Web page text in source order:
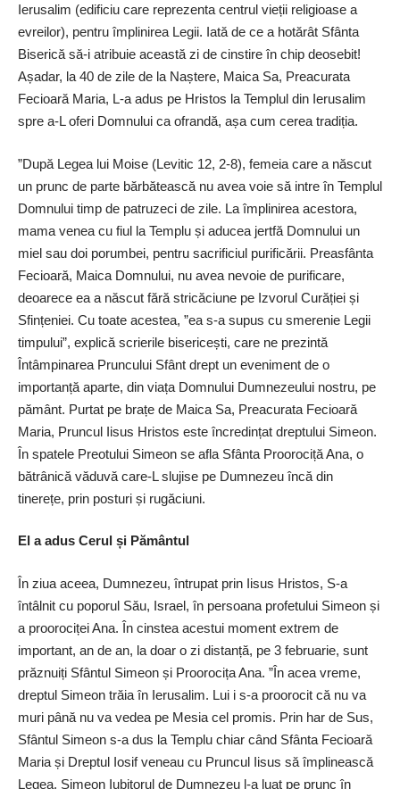
Ierusalim (edificiu care reprezenta centrul vieții religioase a
evreilor), pentru împlinirea Legii. Iată de ce a hotărât Sfânta
Biserică să-i atribuie această zi de cinstire în chip deosebit!
Așadar, la 40 de zile de la Naștere, Maica Sa, Preacurata
Fecioară Maria, L-a adus pe Hristos la Templul din Ierusalim
spre a-L oferi Domnului ca ofrandă, așa cum cerea tradiția.
”După Legea lui Moise (Levitic 12, 2-8), femeia care a născut
un prunc de parte bărbătească nu avea voie să intre în Templul
Domnului timp de patruzeci de zile. La împlinirea acestora,
mama venea cu fiul la Templu și aducea jertfă Domnului un
miel sau doi porumbei, pentru sacrificiul purificării. Preasfânta
Fecioară, Maica Domnului, nu avea nevoie de purificare,
deoarece ea a născut fără stricăciune pe Izvorul Curăției și
Sfințeniei. Cu toate acestea, ”ea s-a supus cu smerenie Legii
timpului”, explică scrierile bisericești, care ne prezintă
Întâmpinarea Pruncului Sfânt drept un eveniment de o
importanță aparte, din viața Domnului Dumnezeului nostru, pe
pământ. Purtat pe brațe de Maica Sa, Preacurata Fecioară
Maria, Pruncul Iisus Hristos este încredințat dreptului Simeon.
În spatele Preotului Simeon se afla Sfânta Proorociță Ana, o
bătrânică văduvă care-L slujise pe Dumnezeu încă din
tinerețe, prin posturi și rugăciuni.
El a adus Cerul și Pământul
În ziua aceea, Dumnezeu, întrupat prin Iisus Hristos, S-a
întâlnit cu poporul Său, Israel, în persoana profetului Simeon și
a proorociței Ana. În cinstea acestui moment extrem de
important, an de an, la doar o zi distanță, pe 3 februarie, sunt
prăznuiți Sfântul Simeon și Proorocița Ana. ”În acea vreme,
dreptul Simeon trăia în Ierusalim. Lui i s-a proorocit că nu va
muri până nu va vedea pe Mesia cel promis. Prin har de Sus,
Sfântul Simeon s-a dus la Templu chiar când Sfânta Fecioară
Maria și Dreptul Iosif veneau cu Pruncul Iisus să împlinească
Legea. Simeon Iubitorul de Dumnezeu l-a luat pe prunc în